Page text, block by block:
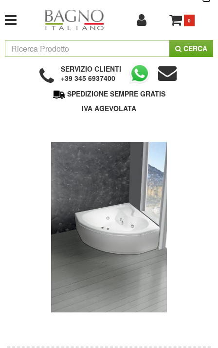
0
CERCA
SERVIZIO CLIENTI
+39 345 6937400
SPEDIZIONE SEMPRE GRATIS
IVA AGEVOLATA